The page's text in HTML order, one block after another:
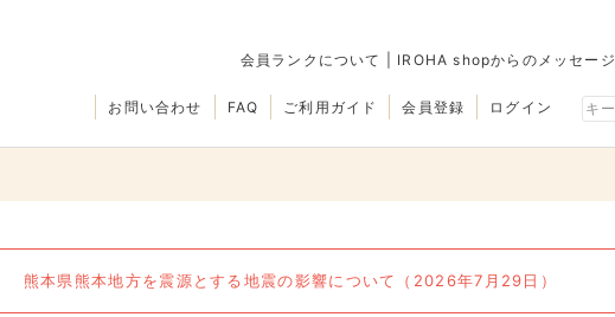
会員ランクについて IROHA shopからのメッセージ
会員登録 ログイン
ご利用ガイド
FAQ
お問い合わせ
熊本県熊本地方を震源とする地震の影響について（2026年7月29日）